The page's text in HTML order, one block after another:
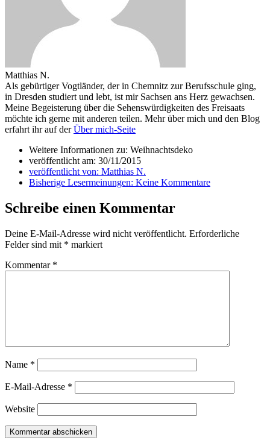
Matthias N.
Als gebürtiger Vogtländer, der in Chemnitz zur Berufsschule ging,
in Dresden studiert und lebt, ist mir Sachsen ans Herz gewachsen.
Meine Begeisterung über die Sehenswürdigkeiten des Freisaats
möchte ich gerne mit anderen teilen. Mehr über mich und den Blog
erfahrt ihr auf derÜber mich-Seite
Weitere Informationen zu: Weihnachtsdeko
veröffentlicht am: 30/11/2015
veröffentlicht von: Matthias N.
Bisherige Lesermeinungen: Keine Kommentare
Schreibe einen Kommentar
Deine E-Mail-Adresse wird nicht veröffentlicht. Erforderliche
Felder sind mit * markiert
Kommentar *
Name *
E-Mail-Adresse *
Website